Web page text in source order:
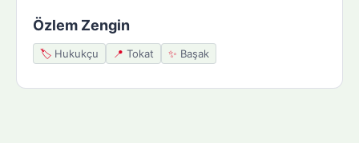
Özlem Zengin
🏷️ Hukukçu 📍 Tokat ✨ Başak